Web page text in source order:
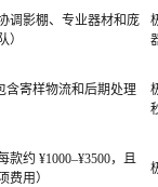
调影棚、专业器材和庞
）
含寄样物流和后期处理
款约 ¥1000–¥3500，且
费用）